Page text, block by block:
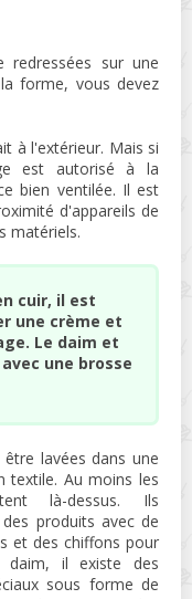
redressées sur une
forme, vous devez
à l'extérieur. Mais si
est autorisé à la
bien ventilée. Il est
d'appareils de
matériels.
cuir, il est
une crème et
Le daim et
une brosse
lavées dans une
textile. Au moins les
là-dessus. Ils
produits avec de
et des chiffons pour
il existe des
sous forme de